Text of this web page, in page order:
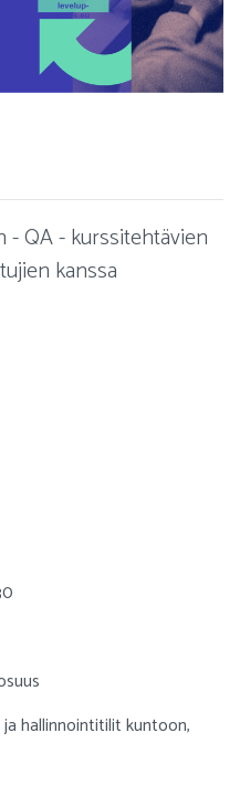
QA - kurssitehtävien
kanssa
hallinnointitilit kuntoon,